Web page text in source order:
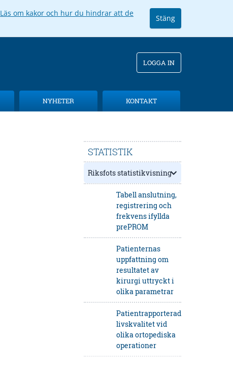
Läs om kakor och hur du hindrar att de
Stäng
LOGGA IN
NYHETER KONTAKT
STATISTIK
Riksfots statistikvisning
Tabell anslutning,
registrering och
frekvens ifyllda
prePROM
Patienternas
uppfattning om
resultatet av
kirurgi uttryckt i
olika parametrar
Patientrapporterad
livskvalitet vid
olika ortopediska
operationer